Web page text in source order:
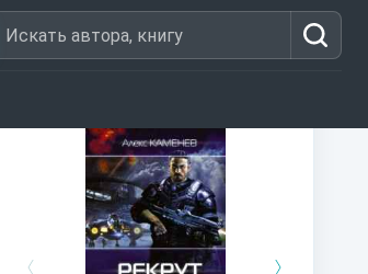
Искать автора, книгу
Книги из топ-100